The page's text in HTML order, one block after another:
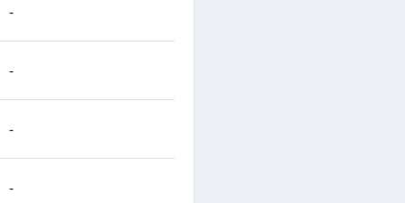
-
-
-
-